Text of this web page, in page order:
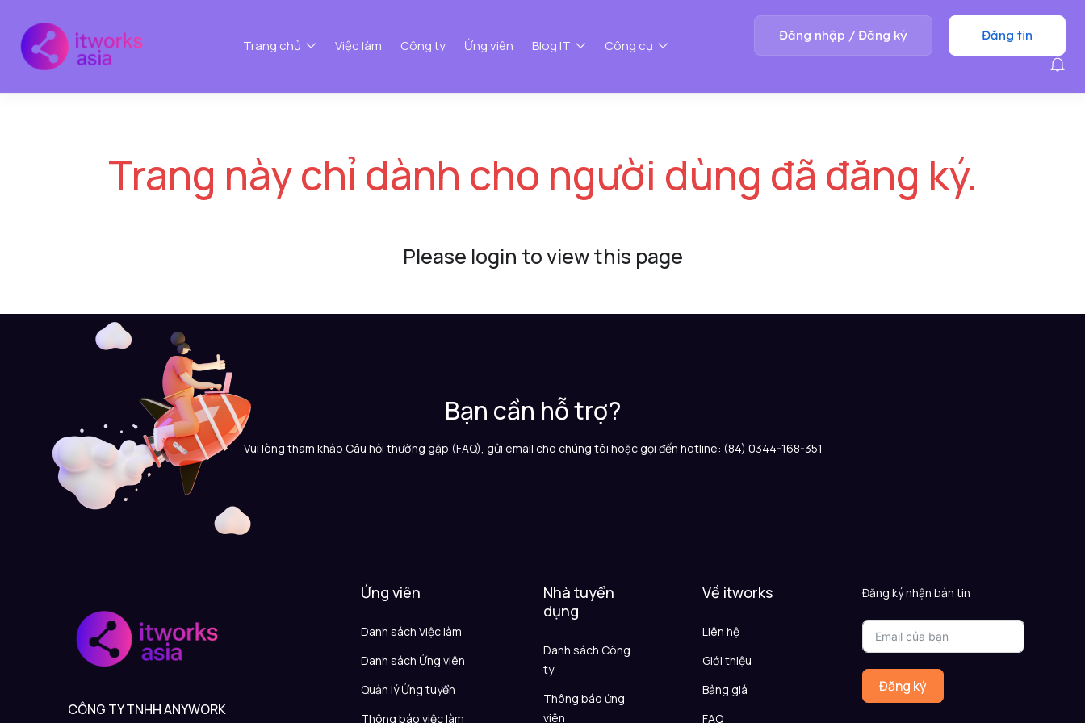
Trang chủ Việc làm Công ty Ứng viên Blog IT Công cụ
Đăng nhập / Đăng ký Đăng tin
Trang này chỉ dành cho người dùng đã đăng ký.
Please login to view this page
Bạn cần hỗ trợ?
Vui lòng tham khảo Câu hỏi thường gặp (FAQ), gửi email cho chúng tôi hoặc gọi đến hotline: (84) 0344-168-351
CÔNG TY TNHH ANYWORK
Ứng viên
Danh sách Việc làm
Danh sách Ứng viên
Quản lý Ứng tuyển
Thông báo việc làm
Nhà tuyển
dụng
Danh sách Công
ty
Thông báo ứng
viên
Về itworks
Liên hệ
Giới thiệu
Bảng giá
FAQ
Đăng ký nhận bản tin
Đăng ký